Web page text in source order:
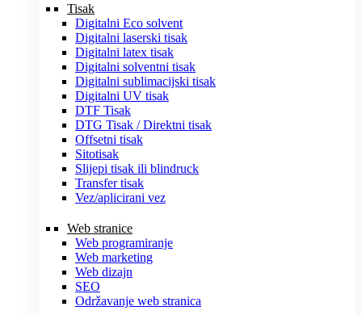
Tisak
Digitalni Eco solvent
Digitalni laserski tisak
Digitalni latex tisak
Digitalni solventni tisak
Digitalni sublimacijski tisak
Digitalni UV tisak
DTF Tisak
DTG Tisak / Direktni tisak
Offsetni tisak
Sitotisak
Slijepi tisak ili blindruck
Transfer tisak
Vez/aplicirani vez
Web stranice
Web programiranje
Web marketing
Web dizajn
SEO
Održavanje web stranica